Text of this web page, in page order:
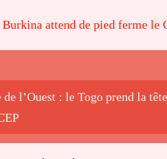
attend de pied ferme le
l’Ouest : le Togo prend la